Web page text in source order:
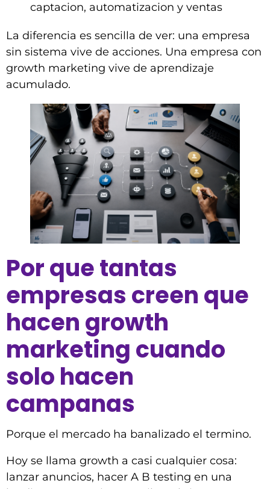
captacion, automatizacion y ventas
La diferencia es sencilla de ver: una empresa
sin sistema vive de acciones. Una empresa con
growth marketing vive de aprendizaje
acumulado.
Por que tantas
empresas creen que
hacen growth
marketing cuando
solo hacen
campanas
Porque el mercado ha banalizado el termino.
Hoy se llama growth a casi cualquier cosa:
lanzar anuncios, hacer A B testing en una